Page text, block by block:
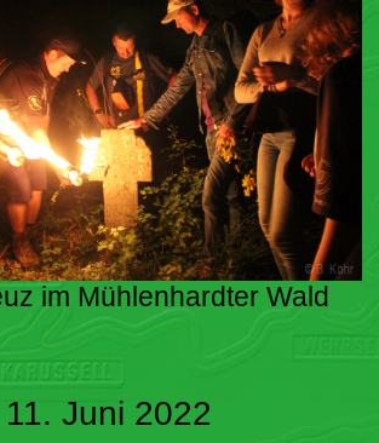
im Mühlenhardter Wald
11. Juni 2022